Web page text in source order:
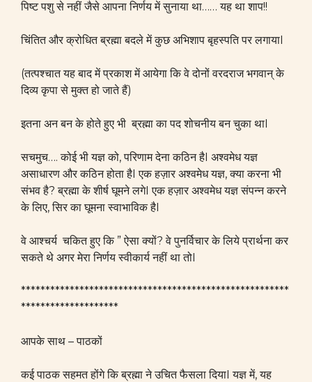
पिष्ट पशु से नहीं जैसे आपना निर्णय में सुनाया था…… यह था शाप!!
चिंतित और क्रोधित ब्रह्मा बदले में कुछ अभिशाप बृहस्पति पर लगायाI
(तत्पश्चात यह बाद में प्रकाश में आयेगा कि वे दोनों वरदराज भगवान् के
दिव्य कृपा से मुक्त हो जाते हैं)
इतना अन बन के होते हुए भी ब्रह्मा का पद शोचनीय बन चुका थाI
सचमुच…. कोई भी यज्ञ को, परिणाम देना कठिन हैI अश्वमेध यज्ञ
असाधारण और कठिन होता हैI एक हज़ार अश्वमेध यज्ञ, क्या करना भी
संभव है? ब्रह्मा के शीर्ष घूमने लगेI एक हज़ार अश्वमेध यज्ञ संपन्न करने
के लिए, सिर का घूमना स्वाभाविक हैI
वे आश्चर्य चकित हुए कि ” ऐसा क्यों? वे पुनर्विचार के लिये प्रार्थना कर
सकते थे अगर मेरा निर्णय स्वीकार्य नहीं था तोI
*******************************************************
********************
आपके साथ – पाठकों
कई पाठक सहमत होंगे कि ब्रह्मा ने उचित फैसला दियाI यज्ञ में, यह